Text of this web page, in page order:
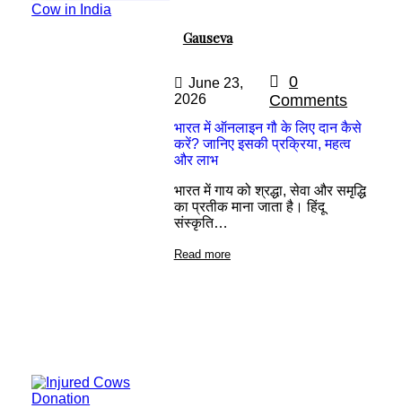
Gauseva
June 23,
2026
0
Comments
भारत में ऑनलाइन गौ के लिए दान कैसे
करें? जानिए इसकी प्रक्रिया, महत्व
और लाभ
भारत में गाय को श्रद्धा, सेवा और समृद्धि
का प्रतीक माना जाता है। हिंदू
संस्कृति…
Read more